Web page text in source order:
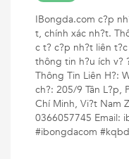
IBongda.com c?p
t, chính xác nh?t.
c t? c?p nh?t liên
thông tin h?u ích v?
Thông Tin Liên H?:
ch?: 205/9 Tân L?p,
Chí Minh, Vi?t Nam
0366057745 Email:
#ibongdacom #kqbd